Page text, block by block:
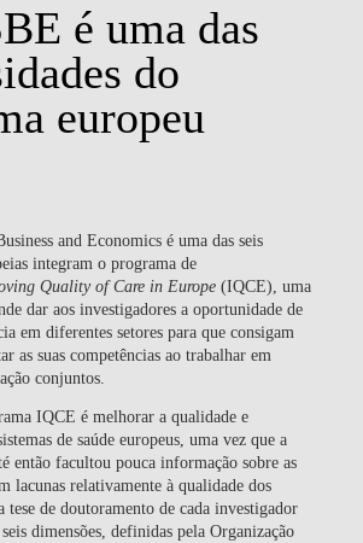
é uma das
do
europeu
and Economics é uma das seis
integram o programa de
Quality of Care in Europe (IQCE), uma
dar aos investigadores a oportunidade de
em diferentes setores para que consigam
as suas competências ao trabalhar em
conjuntos.
IQCE é melhorar a qualidade e
de saúde europeus, uma vez que a
então facultou pouca informação sobre as
lacunas relativamente à qualidade dos
tese de doutoramento de cada investigador
dimensões, definidas pela Organização